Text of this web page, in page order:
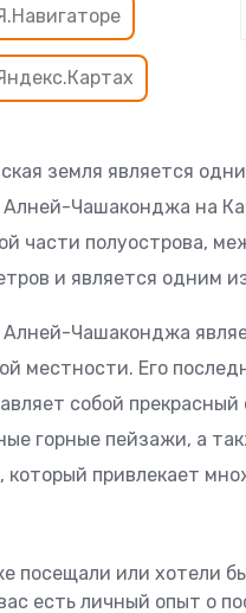
земля является
Алней-Чашаконджа на
части полуострова,
и является одним
Алней-Чашаконджа
местности. Его
собой
горные пейзажи, а
который привлекает
посещали или хотели
есть личный опыт о